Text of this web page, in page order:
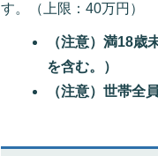
す。（上限：40万円）
（注意）満18
を含む。）
（注意）世帯全